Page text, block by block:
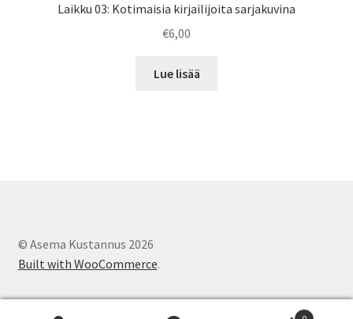
Laikku 03: Kotimaisia kirjailijoita sarjakuvina
€6,00
Lue lisää
© Asema Kustannus 2026
Built with WooCommerce.